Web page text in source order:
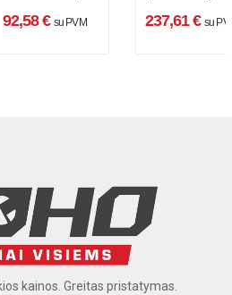
92,58 € su PVM 237,61 € su
kainos. Greitas pristatymas.